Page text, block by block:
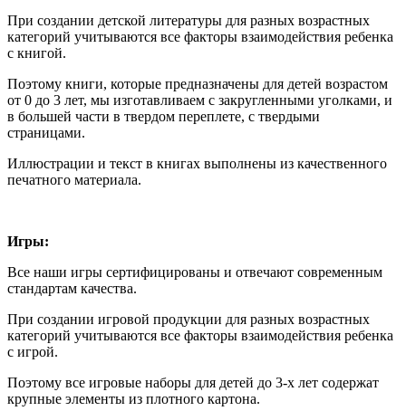
При создании детской литературы для разных возрастных
категорий учитываются все факторы взаимодействия ребенка
с книгой.
Поэтому книги, которые предназначены для детей возрастом
от 0 до 3 лет, мы изготавливаем с закругленными уголками, и
в большей части в твердом переплете, с твердыми
страницами.
Иллюстрации и текст в книгах выполнены из качественного
печатного материала.
Игры:
Все наши игры сертифицированы и отвечают современным
стандартам качества.
При создании игровой продукции для разных возрастных
категорий учитываются все факторы взаимодействия ребенка
с игрой.
Поэтому все игровые наборы для детей до 3-х лет содержат
крупные элементы из плотного картона.